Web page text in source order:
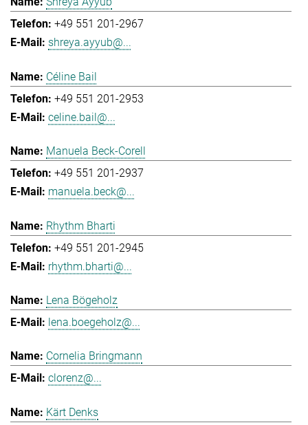
+49 551 201-2967
shreya.ayyub@...
Céline Bail
+49 551 201-2953
celine.bail@...
Manuela Beck-Corell
+49 551 201-2937
manuela.beck@...
Rhythm Bharti
+49 551 201-2945
rhythm.bharti@...
Lena Bögeholz
lena.boegeholz@...
Cornelia Bringmann
clorenz@...
Kärt Denks